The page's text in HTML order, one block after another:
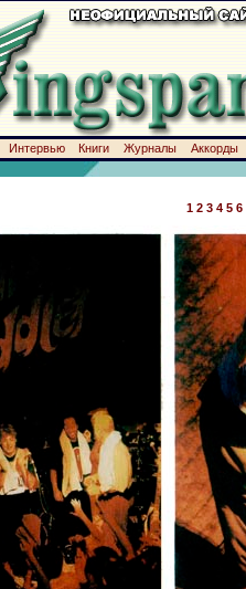
Интервью Книги Журналы
Аккорды
1 2 3 4 5 6